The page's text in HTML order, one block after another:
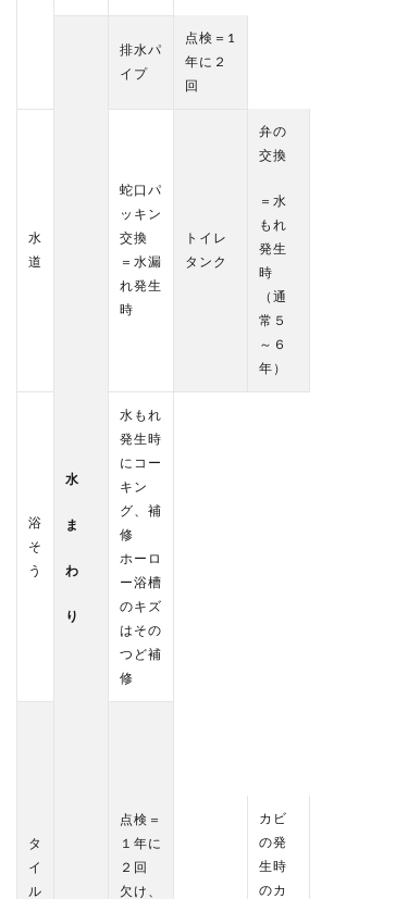
水
ま
わ
り
排水パ
イプ
点検＝1
年に２
回
水
道
蛇口パ
ッキン
交換
＝水漏
れ発生
時
トイレ
タンク
弁の
交換
＝水
もれ
発生
時
（通
常５
～６
年）
浴
そ
う
水もれ
発生時
にコー
キン
グ、補
修
ホーロ
ー浴槽
のキズ
はその
つど補
修
タ
イ
ル
点検＝
１年に
２回
欠け、
カビ
の発
生時
のカ